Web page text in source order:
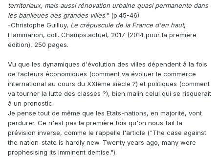
territoriaux, mais aussi rénovation urbaine quasi permanente dans
les banlieues des grandes villes." (p.45-46)
-Christophe Guilluy, Le crépuscule de la France d'en haut,
Flammarion, coll. Champs.actuel, 2017 (2014 pour la première
édition), 250 pages.
Vu que les dynamiques d'évolution des villes dépendent à la fois
de facteurs économiques (comment va évoluer le commerce
international au cours du XXIème siècle ?) et politiques (comment
va tourner la lutte des classes ?), bien malin celui qui se risquerait
à un pronostic.
Je pense tout de même que les Etats-nations, en majorité, vont
perdurer. Ce n'est pas la première fois qu'on nous fait la
prévision inverse, comme le rappelle l'article ("The case against
the nation-state is hardly new. Twenty years ago, many were
prophesising its imminent demise.").